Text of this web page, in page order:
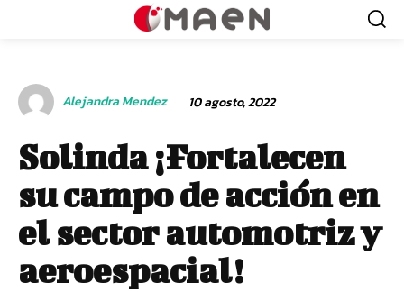
Alejandra Mendez 10 agosto, 2022
Solinda ¡Fortalecen
su campo de acción en
el sector automotriz y
aeroespacial!